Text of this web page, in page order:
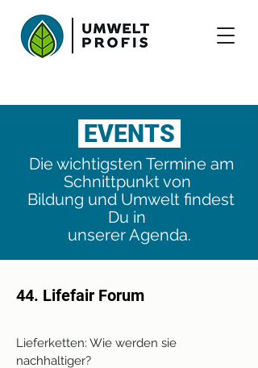
EVENTS
Die wichtigsten Termine am
Schnittpunkt von
Bildung und Umwelt findest
Du in
unserer Agenda.
44. Lifefair Forum
Lieferketten: Wie werden sie
nachhaltiger?